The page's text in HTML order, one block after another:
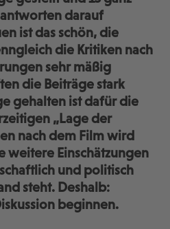
darauf
ist das schön, die
die Kritiken nach
sehr mäßig
die Beiträge stark
gehalten ist dafür die
„Lage der
nach dem Film wird
weitere Einschätzungen
und politisch
steht. Deshalb:
beginnen.